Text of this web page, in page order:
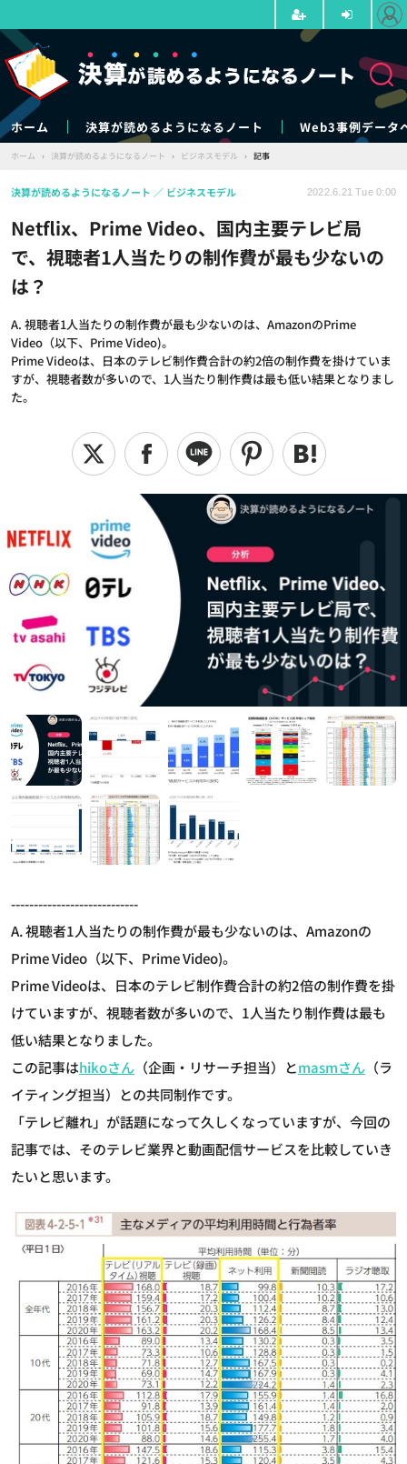
ホーム 決算が読めるようになるノート Web3事例データ
ホーム › 決算が読めるようになるノート › ビジネスモデル › 記事
Netflix、Prime Video、国内主要テレビ局
で、視聴者1人当たりの制作費が最も少ないの
は？
A. 視聴者1人当たりの制作費が最も少ないのは、AmazonのPrime
Video（以下、Prime Video)。
Prime Videoは、日本のテレビ制作費合計の約2倍の制作費を掛けていま
すが、視聴者数が多いので、1人当たり制作費は最も低い結果となりまし
た。
決算が読めるようになるノート ビジネスモデル 2022.6.21 Tue 0:00
----------------------------
A. 視聴者1人当たりの制作費が最も少ないのは、Amazonの
Prime Video（以下、Prime Video)。
Prime Videoは、日本のテレビ制作費合計の約2倍の制作費を掛
けていますが、視聴者数が多いので、1人当たり制作費は最も
低い結果となりました。
この記事はhikoさん （企画・リサーチ担当）とmasmさん （ラ
イティング担当）との共同制作です。
「テレビ離れ」が話題になって久しくなっていますが、今回の
記事では、そのテレビ業界と動画配信サービスを比較していき
たいと思います。